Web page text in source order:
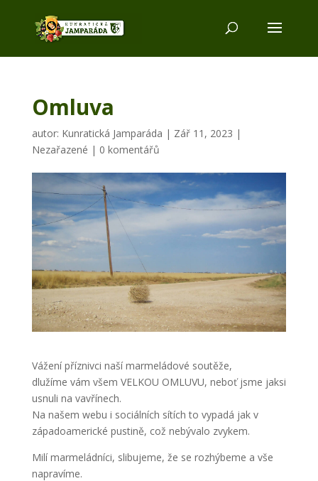
Omluva
autor: Kunratická Jamparáda | Zář 11, 2023 |
Nezařazené | 0 komentářů
Vážení příznivci naší marmeládové soutěže,
dlužíme vám všem VELKOU OMLUVU, neboť jsme jaksi
usnuli na vavřínech.
Na našem webu i sociálních sítích to vypadá jak v
západoamerické pustině, což nebývalo zvykem.
Milí marmeládníci, slibujeme, že se rozhýbeme a vše
napravíme.